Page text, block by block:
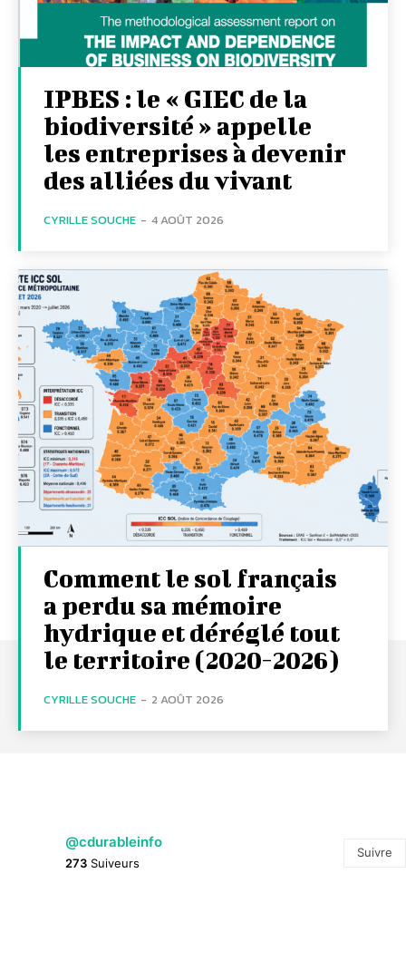
IPBES : le « GIEC de la
biodiversité » appelle
les entreprises à devenir
des alliées du vivant
CYRILLE SOUCHE - 4 AOÛT 2026
Comment le sol français
a perdu sa mémoire
hydrique et déréglé tout
le territoire (2020-2026)
CYRILLE SOUCHE - 2 AOÛT 2026
@cdurableinfo
273 Suiveurs
Suivre